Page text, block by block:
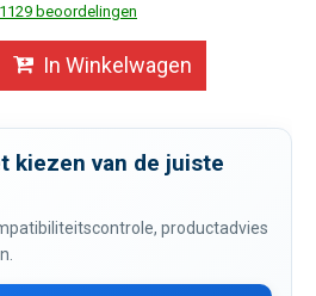
1129 beoordelingen
In Winkelwagen
kiezen van de juiste
productadvies